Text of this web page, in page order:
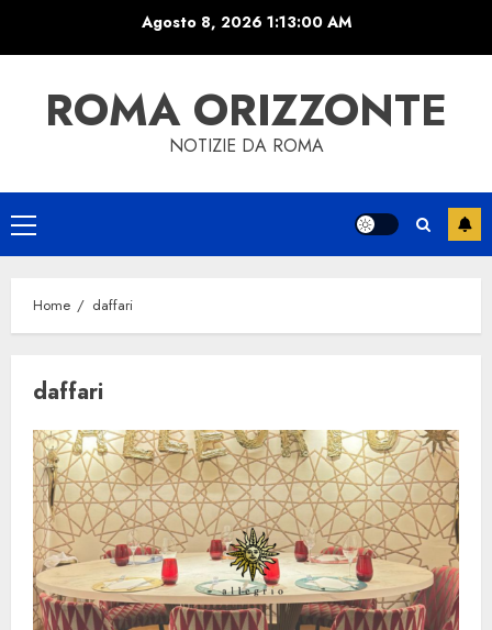
Agosto 8, 2026 1:13:00 AM
ROMA ORIZZONTE
NOTIZIE DA ROMA
Primary
Menu
Home daffari
daffari